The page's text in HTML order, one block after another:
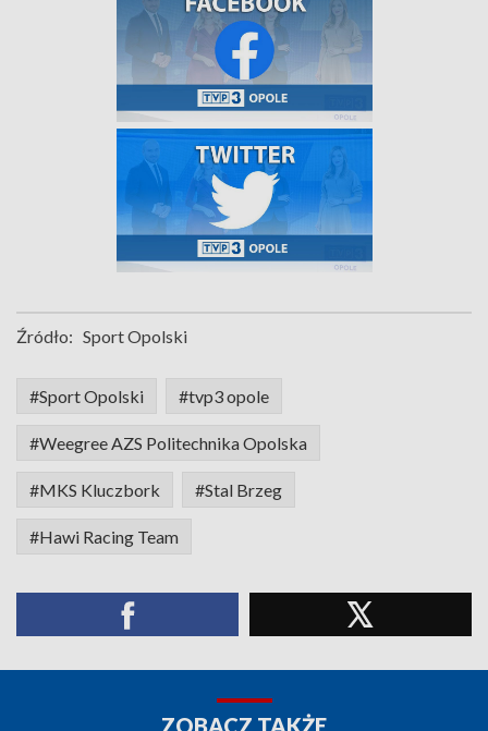
Źródło: Sport Opolski
#Sport Opolski #tvp3 opole
#Weegree AZS Politechnika Opolska
#MKS Kluczbork #Stal Brzeg
#Hawi Racing Team